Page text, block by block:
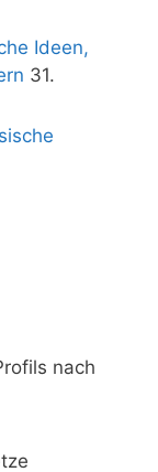
Ideen,
31.
nach